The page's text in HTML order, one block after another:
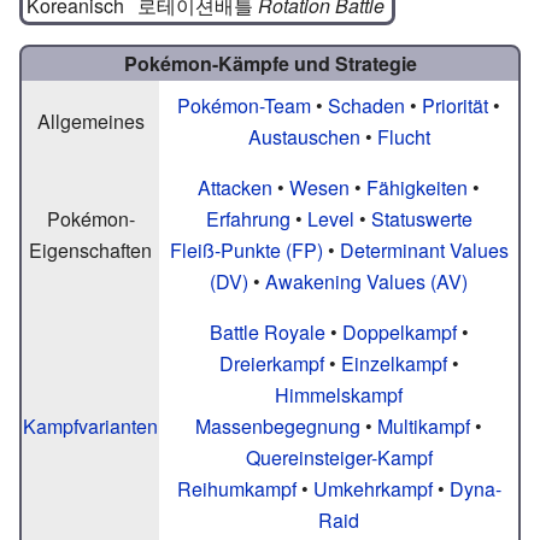
Pokémon-Kämpfe und Strategie
Allgemeines
Pokémon-Team • Schaden • Priorität •
Austauschen • Flucht
Pokémon-
Eigenschaften
Attacken • Wesen • Fähigkeiten •
Erfahrung • Level • Statuswerte
Fleiß-Punkte (FP) • Determinant Values
(DV) • Awakening Values (AV)
Kampfvarianten
Battle Royale• Doppelkampf•
Dreierkampf• Einzelkampf•
Himmelskampf
Massenbegegnung • Multikampf•
Quereinsteiger-Kampf
Reihumkampf• Umkehrkampf• Dyna-
Raid